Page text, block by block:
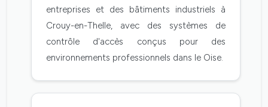
entreprises et des bâtiments industriels à
Crouy-en-Thelle, avec des systèmes de
contrôle d'accès conçus pour des
environnements professionnels dans le Oise.